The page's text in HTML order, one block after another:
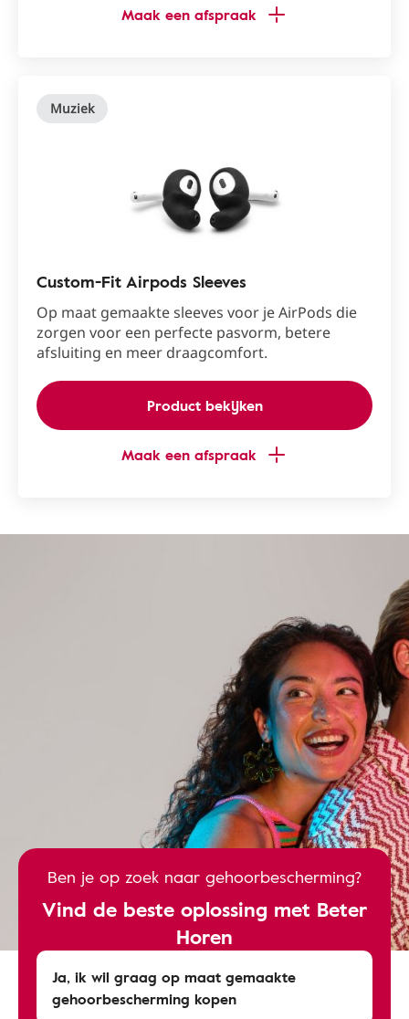
Maak een afspraak
Muziek
Custom-Fit Airpods Sleeves
Op maat gemaakte sleeves voor je AirPods die
zorgen voor een perfecte pasvorm, betere
afsluiting en meer draagcomfort.
Product bekijken
Maak een afspraak
Ben je op zoek naar gehoorbescherming?
Vind de beste oplossing met Beter
Horen
Ja, ik wil graag op maat gemaakte
gehoorbescherming kopen